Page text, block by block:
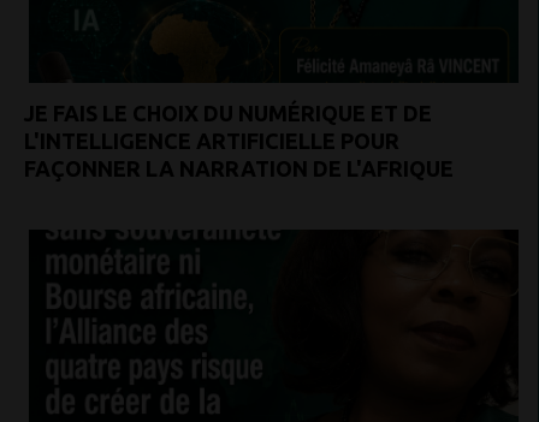
JE FAIS LE CHOIX DU NUMÉRIQUE ET DE
L'INTELLIGENCE ARTIFICIELLE POUR
FAÇONNER LA NARRATION DE L'AFRIQUE